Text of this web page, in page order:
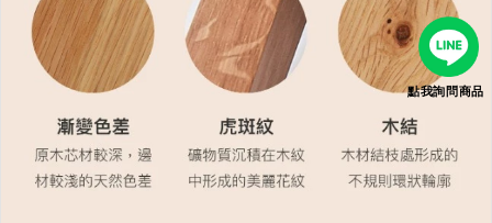
點我詢問商品